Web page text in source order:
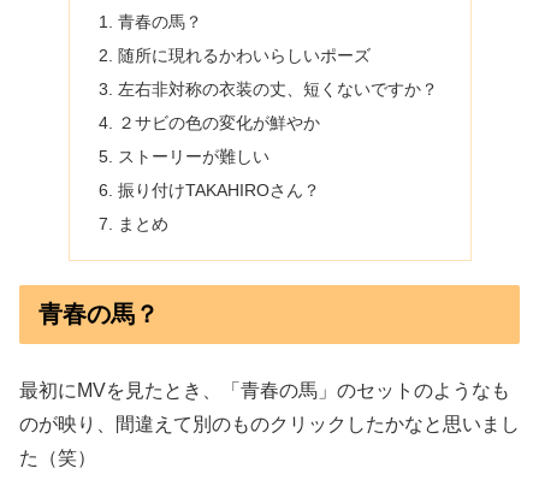
青春の馬？
随所に現れるかわいらしいポーズ
左右非対称の衣装の丈、短くないですか？
２サビの色の変化が鮮やか
ストーリーが難しい
振り付けTAKAHIROさん？
まとめ
青春の馬？
最初にMVを見たとき、「青春の馬」のセットのようなも
のが映り、間違えて別のものクリックしたかなと思いまし
た（笑）